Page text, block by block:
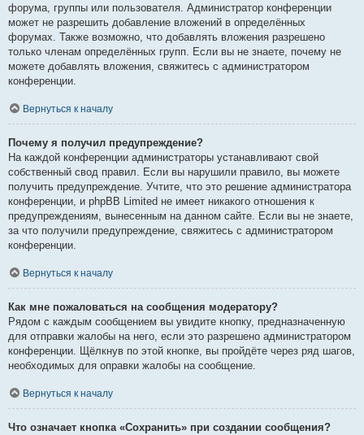
форума, группы или пользователя. Администратор конференции
может не разрешить добавление вложений в определённых
форумах. Также возможно, что добавлять вложения разрешено
только членам определённых групп. Если вы не знаете, почему не
можете добавлять вложения, свяжитесь с администратором
конференции.
Вернуться к началу
Почему я получил предупреждение?
На каждой конференции администраторы устанавливают свой
собственный свод правил. Если вы нарушили правило, вы можете
получить предупреждение. Учтите, что это решение администратора
конференции, и phpBB Limited не имеет никакого отношения к
предупреждениям, вынесенным на данном сайте. Если вы не знаете,
за что получили предупреждение, свяжитесь с администратором
конференции.
Вернуться к началу
Как мне пожаловаться на сообщения модератору?
Рядом с каждым сообщением вы увидите кнопку, предназначенную
для отправки жалобы на него, если это разрешено администратором
конференции. Щёлкнув по этой кнопке, вы пройдёте через ряд шагов,
необходимых для оправки жалобы на сообщение.
Вернуться к началу
Что означает кнопка «Сохранить» при создании сообщения?